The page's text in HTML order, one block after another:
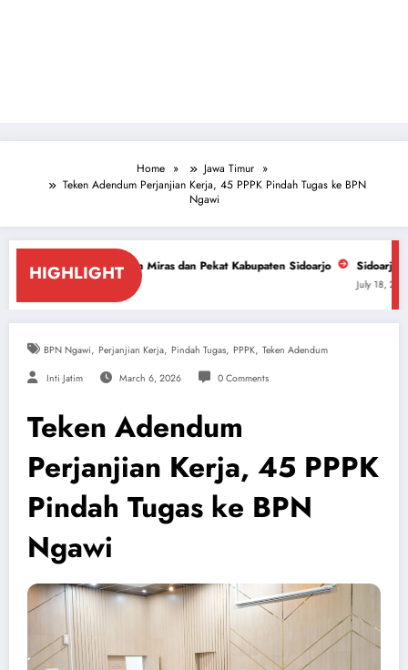
Home
Jawa Timur
Teken Adendum Perjanjian Kerja, 45 PPPK Pindah Tugas ke BPN
Ngawi
HIGHLIGHT
Miras dan Pekat Kabupaten Sidoarjo Sidoarjo Darurat Miras dan
BPN Ngawi, Perjanjian Kerja, Pindah Tugas, PPPK, Teken Adendum
Inti Jatim March 6, 2026 0 Comments
Teken Adendum
Perjanjian Kerja, 45 PPPK
Pindah Tugas ke BPN
Ngawi